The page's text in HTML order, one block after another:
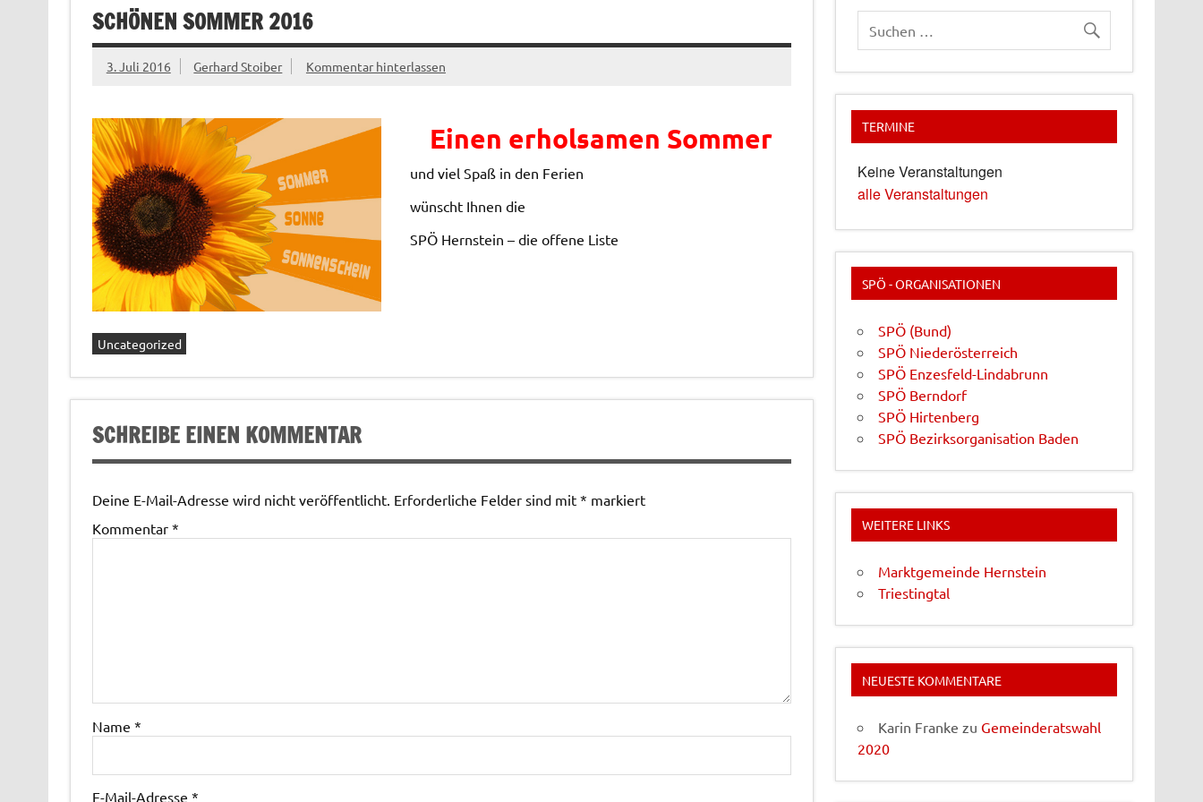
SCHÖNEN SOMMER 2016
3. Juli 2016 Gerhard Stoiber Kommentar hinterlassen
Einen erholsamen Sommer
und viel Spaß in den Ferien
wünscht Ihnen die
SPÖ Hernstein – die offene Liste
Uncategorized
SCHREIBE EINEN KOMMENTAR
Deine E-Mail-Adresse wird nicht veröffentlicht. Erforderliche Felder sind mit * markiert
Kommentar *
Name *
E-Mail-Adresse *
TERMINE
Keine Veranstaltungen
alle Veranstaltungen
SPÖ - ORGANISATIONEN
SPÖ (Bund)
SPÖ Niederösterreich
SPÖ Enzesfeld-Lindabrunn
SPÖ Berndorf
SPÖ Hirtenberg
SPÖ Bezirksorganisation Baden
WEITERE LINKS
Marktgemeinde Hernstein
Triestingtal
NEUESTE KOMMENTARE
Karin Franke zu Gemeinderatswahl
2020